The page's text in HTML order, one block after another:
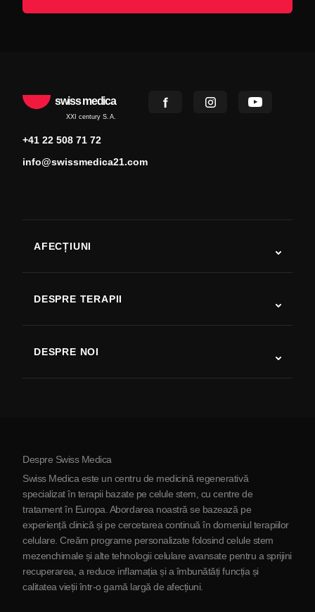
swiss medica
XXI century S.A.
+41 22 508 71 72
info@swissmedica21.com
AFECȚIUNI
Boala Parkinson
Artrită
DESPRE TERAPII
DESPRE NOI
Despre Serbia
Parteneriat
Contactaţi-ne
Despre Swiss Medica
Swiss Medica este un centru de medicină regenerativă
specializat în terapii bazate pe celule stem, cu centre de
tratament în Europa. Abordarea noastră se bazează pe
experiență clinică și pe cercetarea continuă în domeniul terapiilor
celulare. Creăm programe personalizate folosind celule stem
mezenchimale și alte tehnologii celulare avansate pentru a sprijini
recuperarea, a reduce inflamația și a îmbunătăți funcția și
calitatea vieții într-o gamă largă de afecțiuni.